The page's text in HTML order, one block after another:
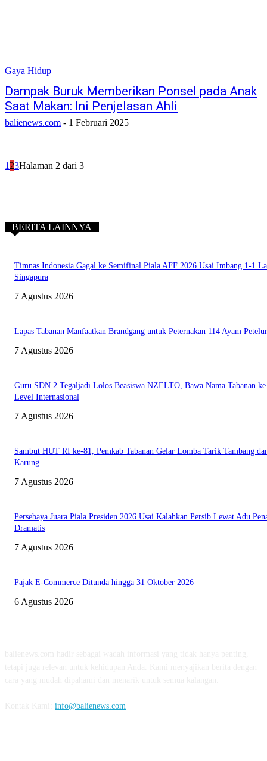
Gaya Hidup
Dampak Buruk Memberikan Ponsel pada Anak
Saat Makan: Ini Penjelasan Ahli
balienews.com - 1 Februari 2025
1 23Halaman 2 dari 3
BERITA LAINNYA
Timnas Indonesia Gagal ke Semifinal Piala AFF 2026 Usai Imbang 1-1
Singapura
7 Agustus 2026
Lapas Tabanan Manfaatkan Brandgang untuk Peternakan 114 Ayam Petelur
7 Agustus 2026
Guru SDN 2 Tegaljadi Lolos Beasiswa NZELTO, Bawa Nama Tabanan ke
Level Internasional
7 Agustus 2026
Sambut HUT RI ke-81, Pemkab Tabanan Gelar Lomba Tarik Tambang
Karung
7 Agustus 2026
Persebaya Juara Piala Presiden 2026 Usai Kalahkan Persib Lewat Adu
Dramatis
7 Agustus 2026
Pajak E-Commerce Ditunda hingga 31 Oktober 2026
6 Agustus 2026
info@balienews.com